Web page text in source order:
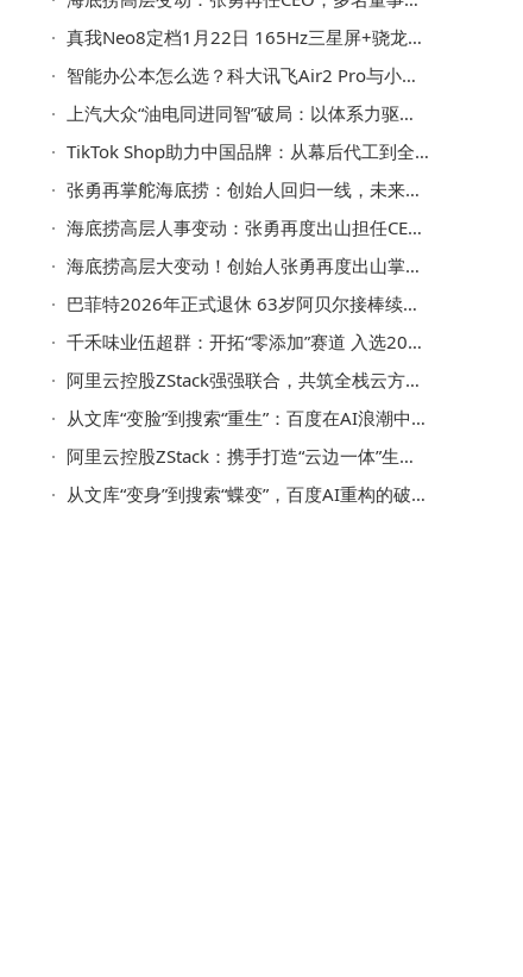
真我Neo8定档1月22日 165Hz三星屏+骁龙8 Gen5+潜望长焦来袭
智能办公本怎么选？科大讯飞Air2 Pro与小米、Remarkable等热门款深度对比
上汽大众“油电同进同智”破局：以体系力驱动行业价值竞争新航向
TikTok Shop助力中国品牌：从幕后代工到全球舞台中央的蜕变之路
张勇再掌舵海底捞：创始人回归一线，未来动作引期待
海底捞高层人事变动：张勇再度出山担任CEO，管理团队迎新调整
海底捞高层大变动！创始人张勇再度出山掌舵CEO之位
巴菲特2026年正式退休 63岁阿贝尔接棒续写伯克希尔新篇章
千禾味业伍超群：开拓“零添加”赛道 入选2025食品行业杰出人物榜单
阿里云控股ZStack强强联合，共筑全栈云方案让算力如水电般随用随取
从文库“变脸”到搜索“重生”：百度在AI浪潮中的破局与突围
阿里云控股ZStack：携手打造“云边一体”生态 赋能全球企业数智化转型
从文库“变身”到搜索“蝶变”，百度AI重构的破局与挑战